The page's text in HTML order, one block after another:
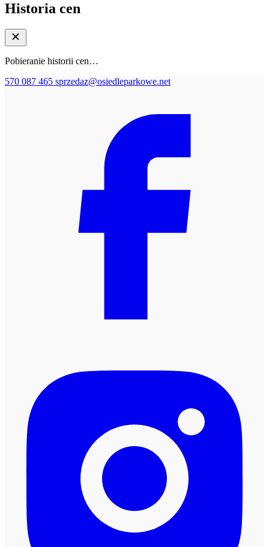
Historia cen
Pobieranie historii cen…
570 087 465 sprzedaz@osiedleparkowe.net